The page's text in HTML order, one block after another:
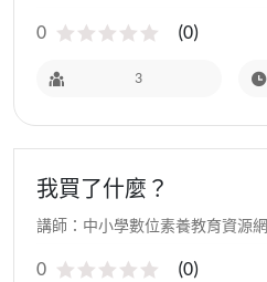
0 (0)
3
我買了什麼？
講師：中小學數位素養教育資源網
0 (0)